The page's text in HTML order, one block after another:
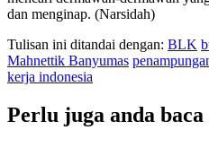
dan menginap. (Narsidah)
Tulisan ini ditandai dengan: BLK
Mahnettik Banyumas
kerja indonesia
Perlu juga anda baca